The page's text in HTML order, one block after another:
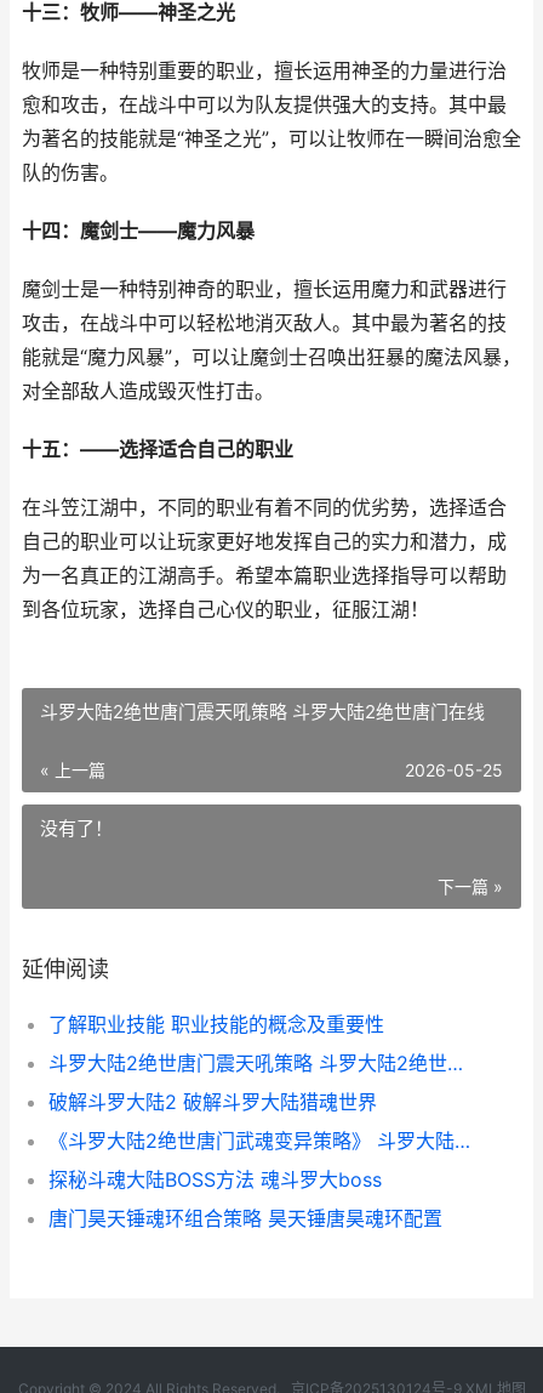
十三：牧师——神圣之光
牧师是一种特别重要的职业，擅长运用神圣的力量进行治
愈和攻击，在战斗中可以为队友提供强大的支持。其中最
为著名的技能就是“神圣之光”，可以让牧师在一瞬间治愈全
队的伤害。
十四：魔剑士——魔力风暴
魔剑士是一种特别神奇的职业，擅长运用魔力和武器进行
攻击，在战斗中可以轻松地消灭敌人。其中最为著名的技
能就是“魔力风暴”，可以让魔剑士召唤出狂暴的魔法风暴，
对全部敌人造成毁灭性打击。
十五：——选择适合自己的职业
在斗笠江湖中，不同的职业有着不同的优劣势，选择适合
自己的职业可以让玩家更好地发挥自己的实力和潜力，成
为一名真正的江湖高手。希望本篇职业选择指导可以帮助
到各位玩家，选择自己心仪的职业，征服江湖！
斗罗大陆2绝世唐门震天吼策略 斗罗大陆2绝世唐门在线
« 上一篇 2026-05-25
没有了！
下一篇 »
延伸阅读
了解职业技能 职业技能的概念及重要性
斗罗大陆2绝世唐门震天吼策略 斗罗大陆2绝世唐门在线
破解斗罗大陆2 破解斗罗大陆猎魂世界
《斗罗大陆2绝世唐门武魂变异策略》 斗罗大陆2绝世唐门在线观看完整版
探秘斗魂大陆BOSS方法 魂斗罗大boss
唐门昊天锤魂环组合策略 昊天锤唐昊魂环配置
Copyright © 2024 All Rights Reserved. 京ICP备2025130124号-9 XML地图